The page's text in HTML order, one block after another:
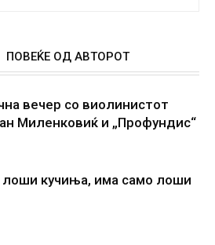
ПОВЕЌЕ ОД АВТОРОТ
вечер со виолинистот
Миленковиќ и „Профундис“
кучиња, има само лоши